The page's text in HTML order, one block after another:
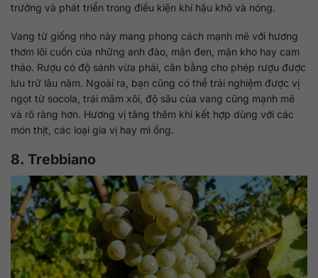
trưởng và phát triển trong điều kiện khí hậu khô và nóng.
Vang từ giống nho này mang phong cách mạnh mẽ với hương
thơm lôi cuốn của những anh đào, mận đen, mận kho hay cam
thảo. Rượu có độ sánh vừa phải, cân bằng cho phép rượu được
lưu trữ lâu năm. Ngoài ra, bạn cũng có thể trải nghiệm được vị
ngọt từ socola, trái mâm xôi, độ sâu của vang cũng mạnh mẽ
và rõ ràng hơn. Hương vị tăng thêm khi kết hợp dùng với các
món thịt, các loại gia vị hay mì ống.
8. Trebbiano